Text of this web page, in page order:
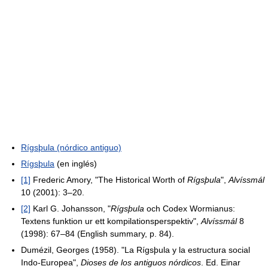
Rígsþula (nórdico antiguo)
Rígsþula (en inglés)
[1] Frederic Amory, "The Historical Worth of Rígsþula", Alvíssmál
10 (2001): 3–20.
[2] Karl G. Johansson, "Rígsþula och Codex Wormianus:
Textens funktion ur ett kompilationsperspektiv", Alvíssmál8
(1998): 67–84 (English summary, p. 84).
Dumézil, Georges (1958). "La Rígsþula y la estructura social
Indo-Europea", Dioses de los antiguos nórdicos . Ed. Einar